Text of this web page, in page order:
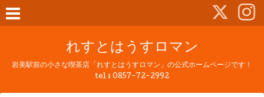
れすとはうすロマン
岩美駅前の小さな喫茶店「れすとはうすロマン」の公式ホームページです！
tel : 0857-72-2992